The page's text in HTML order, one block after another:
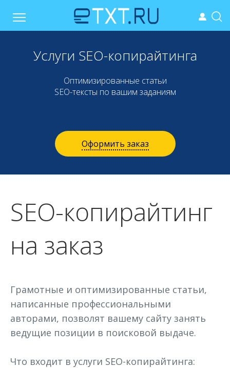
Услуги SEO-копирайтинга
Оптимизированные статьи
SEO-тексты по вашим заданиям
Оформить заказ
SEO-копирайтинг
на заказ
Грамотные и оптимизированные статьи,
написанные профессиональными
авторами, позволят вашему сайту занять
ведущие позиции в поисковой выдаче.
Что входит в услуги SEO-копирайтинга: